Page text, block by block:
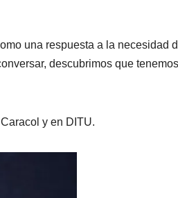
una respuesta a la necesidad
descubrimos que tenemos
y en DITU.